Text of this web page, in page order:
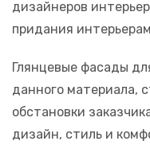
дизайнеров
придания
Глянцевые фасады
данного материала,
обстановки
дизайн, стиль и